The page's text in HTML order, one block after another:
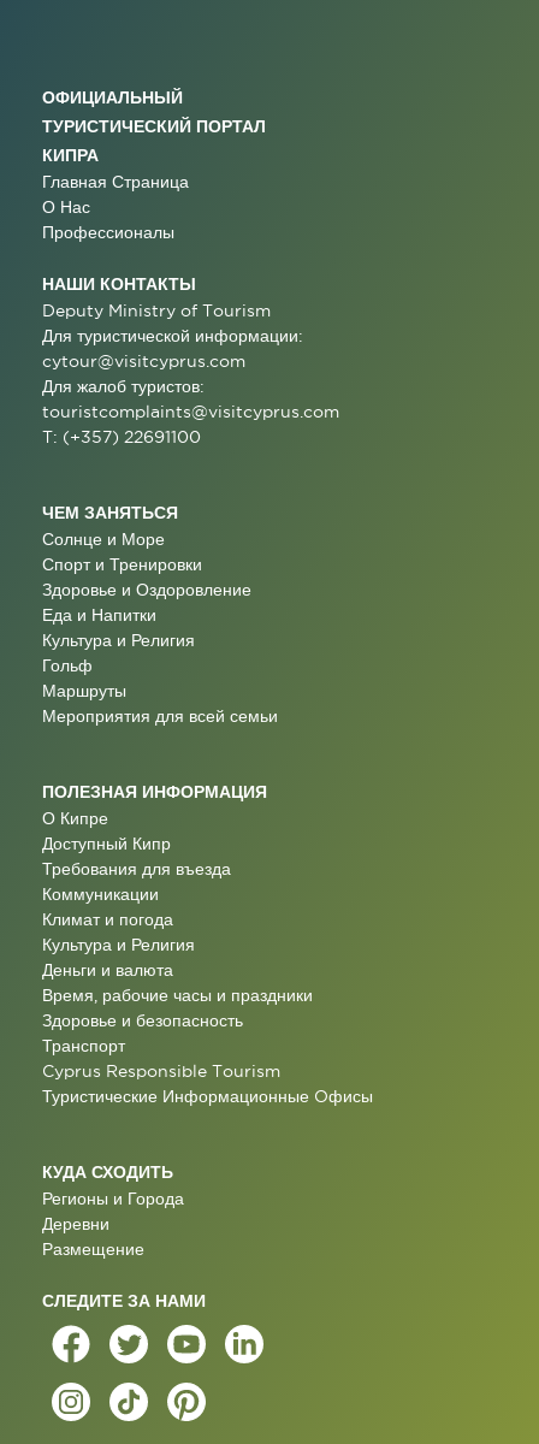
ОФИЦИАЛЬНЫЙ
ТУРИСТИЧЕСКИЙ ПОРТАЛ
КИПРА
Главная Страница
О Нас
Профессионалы
НАШИ КОНТАКТЫ
Deputy Ministry of Tourism
Для туристической информации:
cytour@visitcyprus.com
Для жалоб туристов:
touristcomplaints@visitcyprus.com
T: (+357) 22691100
ЧЕМ ЗАНЯТЬСЯ
Солнце и Море
Спорт и Тренировки
Здоровье и Оздоровление
Еда и Напитки
Культура и Религия
Гольф
Маршруты
Мероприятия для всей семьи
ПОЛЕЗНАЯ ИНФОРМАЦИЯ
О Кипре
Доступный Кипр
Требования для въезда
Коммуникации
Климат и погода
Культура и Религия
Деньги и валюта
Время, рабочие часы и праздники
Здоровье и безопасность
Транспорт
Cyprus Responsible Tourism
Туристические Информационные Oфисы
КУДА СХОДИТЬ
Регионы и Города
Деревни
Размещение
СЛЕДИТЕ ЗА НАМИ